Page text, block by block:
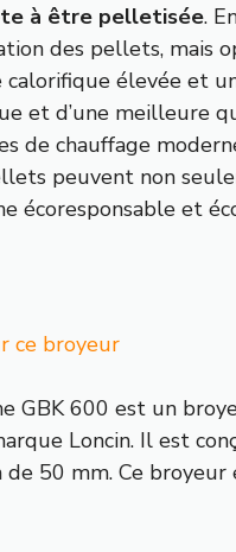
à être pelletisée.
des pellets,
élevée et
et d’une meilleure
de chauffage
peuvent non
écoresponsable et
ce broyeur
GBK 600 est un
Loncin. Il est
50 mm. Ce broyeur